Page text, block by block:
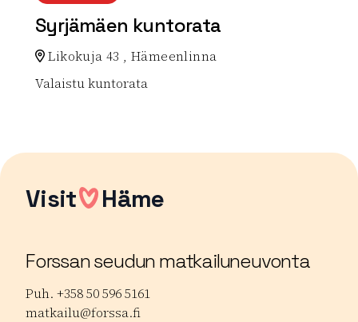
Syrjämäen kuntorata
Likokuja 43 , Hämeenlinna
Valaistu kuntorata
Visit Häme
Forssan seudun matkailuneuvonta
Puh. +358 50 596 5161
matkailu@forssa.fi